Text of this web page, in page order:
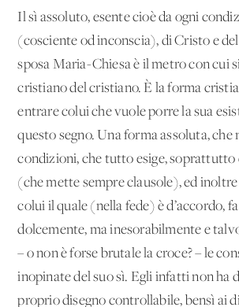
Il sì assoluto, esente cioè da ogni
(cosciente od inconscia), di Cristo e
sposa Maria-Chiesa è il metro con cui
cristiano del cristiano. È la forma
entrare colui che vuole porre la sua
questo segno. Una forma assoluta, che
condizioni, che tutto esige, soprattutto
(che mette sempre clausole), ed inoltre
colui il quale (nella fede) è d’accordo,
dolcemente, ma inesorabilmente e
– o non è forse brutale la croce? – le
inopinate del suo sì. Egli infatti non ha
proprio disegno controllabile, bensì ai